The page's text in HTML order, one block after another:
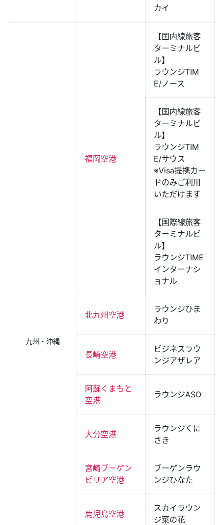
カイ
九州・沖縄
福岡空港
【国内線旅客
ターミナルビ
ル】
ラウンジTIM
E/ノース
【国内線旅客
ターミナルビ
ル】
ラウンジTIM
E/サウス
※Visa提携カー
ドのみご利用
いただけます
【国際線旅客
ターミナルビ
ル】
ラウンジTIME
インターナシ
ョナル
北九州空港
ラウンジひま
わり
長崎空港
ビジネスラウ
ンジアザレア
阿蘇くまもと
空港
ラウンジASO
大分空港
ラウンジくに
さき
宮崎ブーゲン
ビリア空港
ブーゲンラウ
ンジひなた
鹿児島空港
スカイラウン
ジ菜の花